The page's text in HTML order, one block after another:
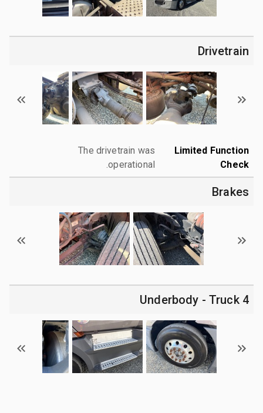
Drivetrain
Limited Function
Check
The drivetrain was
operational.
Brakes
4 Underbody - Truck